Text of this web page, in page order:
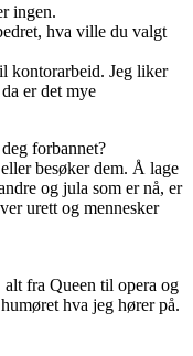
ingen.
hva ville du valgt
kontorarbeid. Jeg liker
er det mye
forbannet?
besøker dem. Å lage
og jula som er nå, er
urett og mennesker
alt fra Queen til opera og
hva jeg hører på.